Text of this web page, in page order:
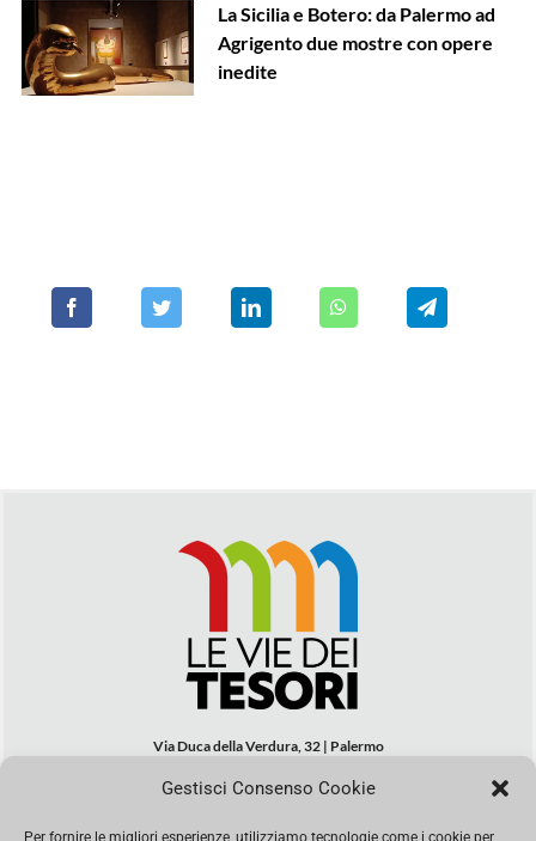
Gestisci Consenso Cookie
Per fornire le migliori esperienze, utilizziamo tecnologie come i cookie per
La Sicilia e Botero: da Palermo ad
Agrigento due mostre con opere
inedite
Via Duca della Verdura, 32 | Palermo
info@leviedeitesori.it